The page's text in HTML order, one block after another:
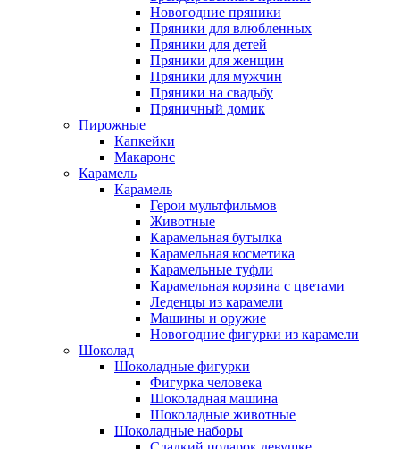
Новогодние пряники
Пряники для влюбленных
Пряники для детей
Пряники для женщин
Пряники для мужчин
Пряники на свадьбу
Пряничный домик
Пирожные
Капкейки
Макаронс
Карамель
Карамель
Герои мультфильмов
Животные
Карамельная бутылка
Карамельная косметика
Карамельные туфли
Карамельная корзина с цветами
Леденцы из карамели
Машины и оружие
Новогодние фигурки из карамели
Шоколад
Шоколадные фигурки
Фигурка человека
Шоколадная машина
Шоколадные животные
Шоколадные наборы